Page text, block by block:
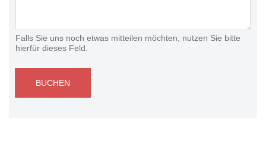
Falls Sie uns noch etwas mitteilen möchten, nutzen Sie bitte
hierfür dieses Feld.
BUCHEN